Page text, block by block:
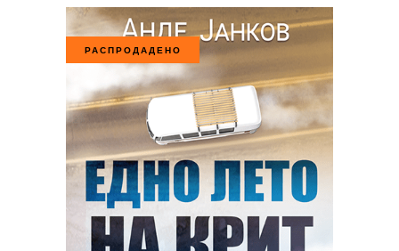
РАСПРОДАДЕНО